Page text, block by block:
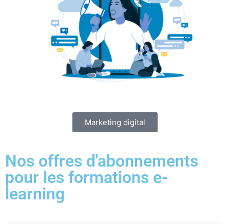
Marketing digital
Nos offres d'abonnements
pour les formations e-
learning